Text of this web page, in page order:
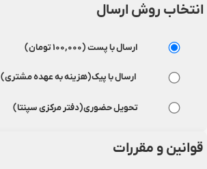
انتخاب روش ارسال
ارسال با پست (۱۰۰,۰۰۰ تومان)
ارسال با پیک(هزینه به عهده مشتری)
تحویل حضوری(دفتر مرکزی سپنتا)
قوانین و مقررات